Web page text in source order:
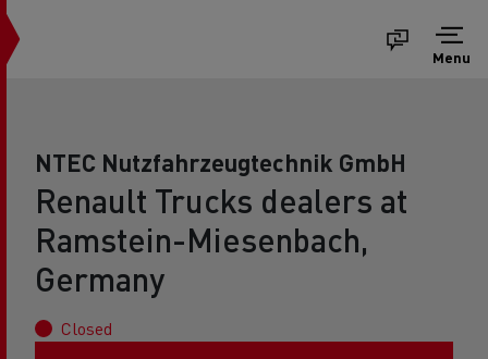
Menu
NTEC Nutzfahrzeugtechnik GmbH
Renault Trucks dealers at
Ramstein-Miesenbach,
Germany
Closed